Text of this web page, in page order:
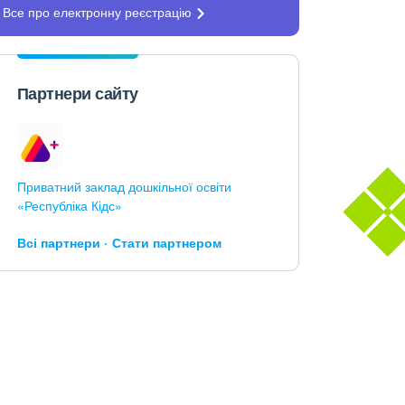
Все про електронну реєстрацію
Партнери сайту
Приватний заклад дошкільної освіти
«Республіка Кідс»
Всі партнери Стати партнером